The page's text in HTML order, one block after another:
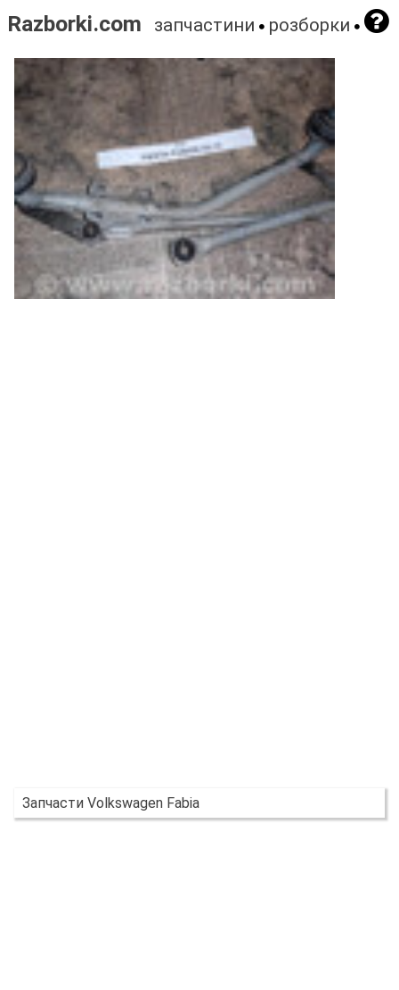
Razborki.com запчастини розборки
Запчасти Volkswagen Fabia